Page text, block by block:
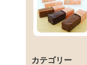
カテゴリー